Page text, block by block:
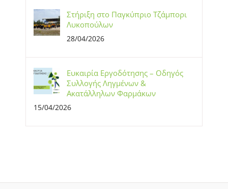
Στήριξη στο Παγκύπριο Τζάμπορι
Λυκοπούλων
28/04/2026
Ευκαιρία Εργοδότησης – Οδηγός
Συλλογής Ληγμένων &
Ακατάλληλων Φαρμάκων
15/04/2026